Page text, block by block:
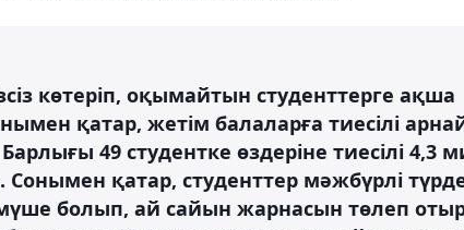
көтеріп, оқымайтын студенттерге ақша
қатар, жетім балаларға тиесілі
49 студентке өздеріне тиесілі 4,3
қатар, студенттер мәжбүрлі
болып, ай сайын жарнасын төлеп